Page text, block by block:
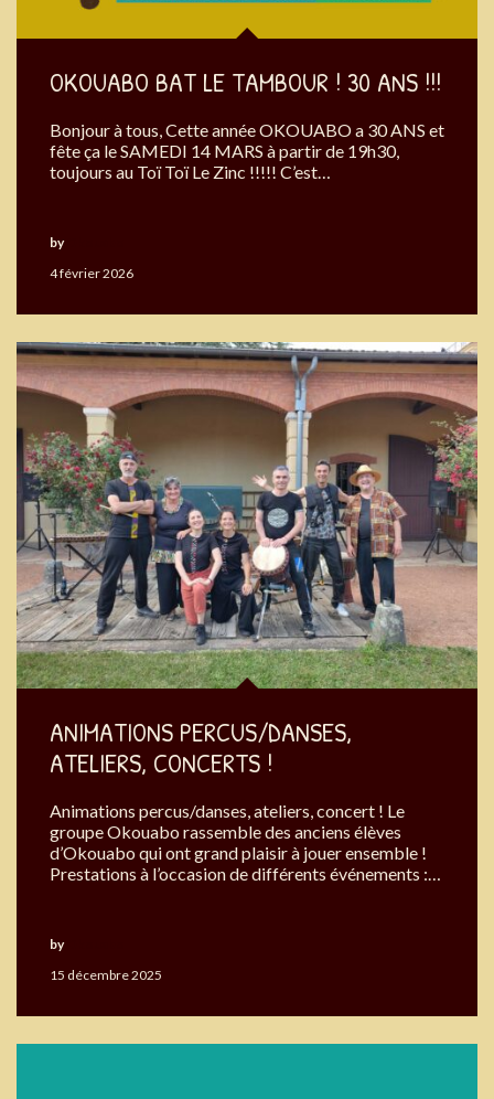
OKOUABO BAT LE TAMBOUR ! 30 ANS !!!
Bonjour à tous, Cette année OKOUABO a 30 ANS et
fête ça le SAMEDI 14 MARS à partir de 19h30,
toujours au Toï Toï Le Zinc !!!!! C’est…
4 février 2026
by
ANIMATIONS PERCUS/DANSES,
ATELIERS, CONCERTS !
Animations percus/danses, ateliers, concert ! Le
groupe Okouabo rassemble des anciens élèves
d’Okouabo qui ont grand plaisir à jouer ensemble !
Prestations à l’occasion de différents événements :…
15 décembre 2025
by